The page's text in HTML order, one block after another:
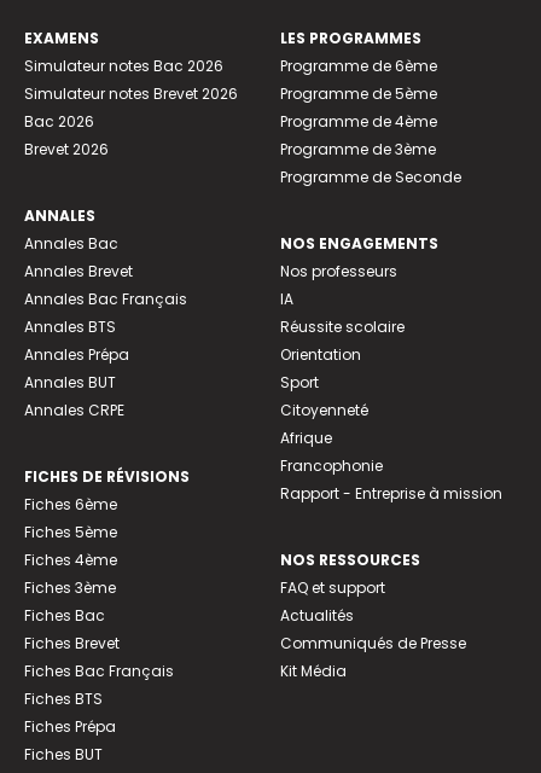
EXAMENS
Simulateur notes Bac 2026
Simulateur notes Brevet 2026
Bac 2026
Brevet 2026
ANNALES
Annales Bac
Annales Brevet
Annales Bac Français
Annales BTS
Annales Prépa
Annales BUT
Annales CRPE
FICHES DE RÉVISIONS
Fiches 6ème
Fiches 5ème
Fiches 4ème
Fiches 3ème
Fiches Bac
Fiches Brevet
Fiches Bac Français
Fiches BTS
Fiches Prépa
Fiches BUT
LES PROGRAMMES
Programme de 6ème
Programme de 5ème
Programme de 4ème
Programme de 3ème
Programme de Seconde
NOS ENGAGEMENTS
Nos professeurs
IA
Réussite scolaire
Orientation
Sport
Citoyenneté
Afrique
Francophonie
Rapport - Entreprise à mission
NOS RESSOURCES
FAQ et support
Actualités
Communiqués de Presse
Kit Média